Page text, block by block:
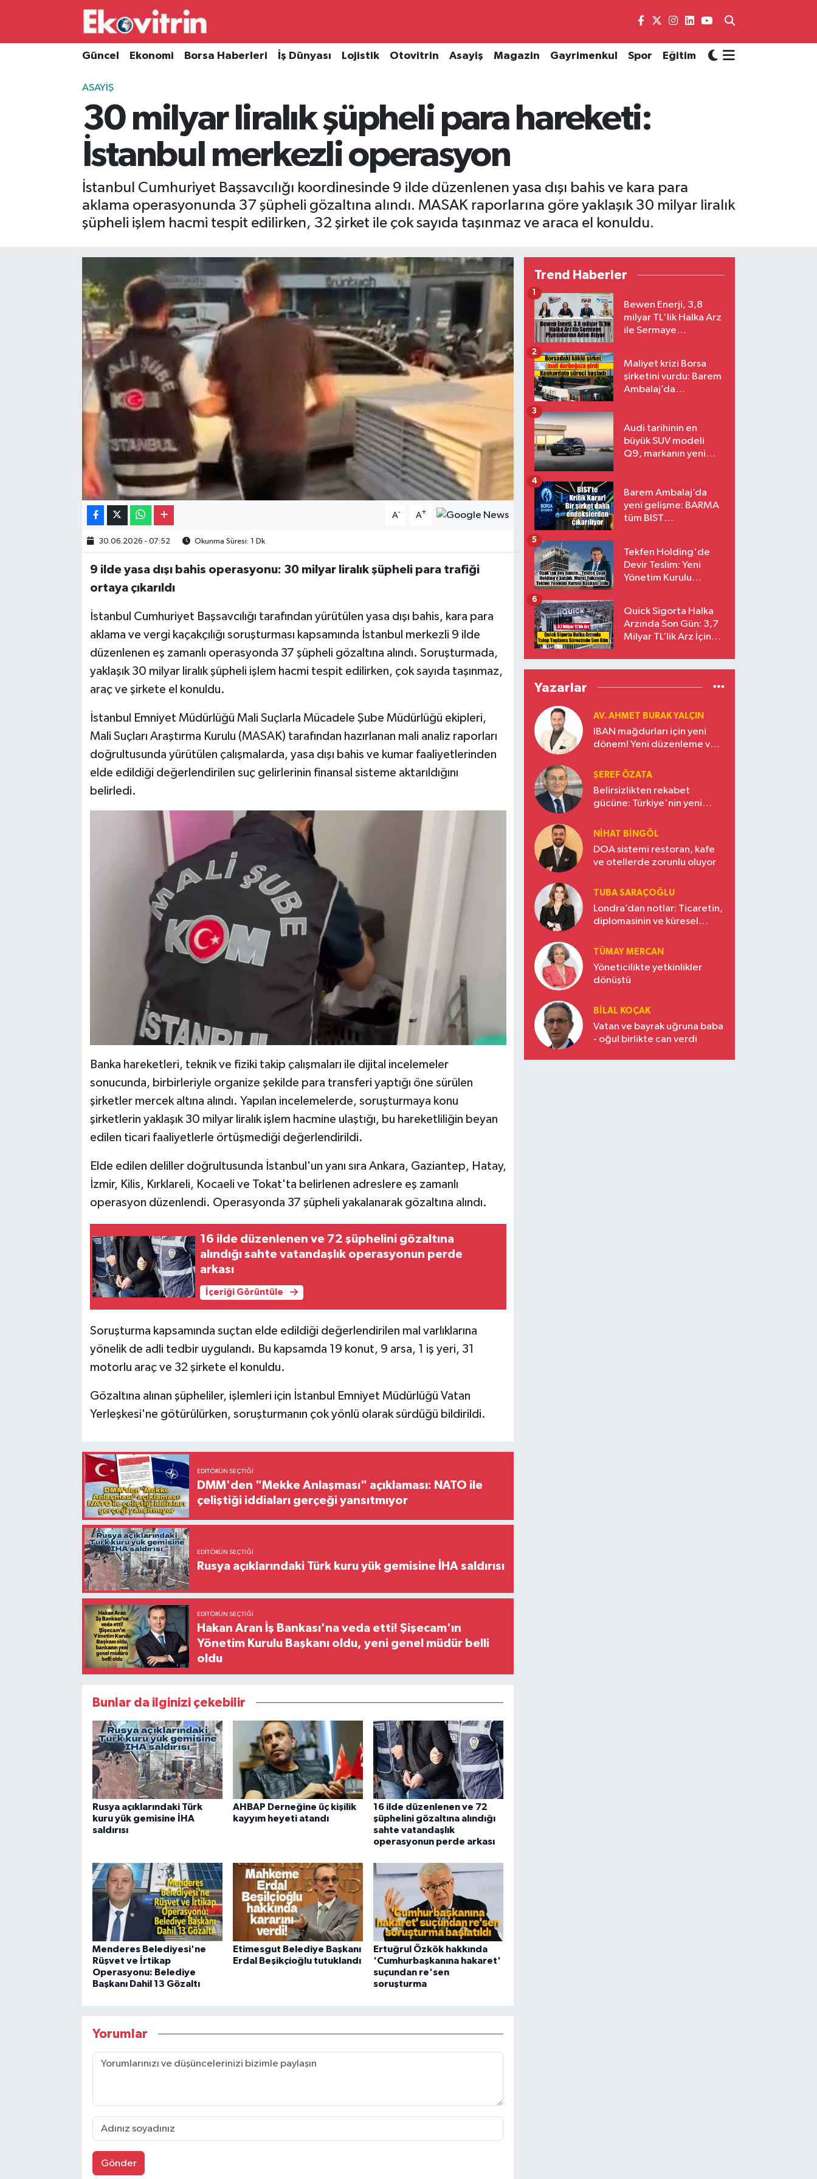
Güncel Ekonomi Borsa Haberleri İş Dünyası Lojistik Otovitrin Asayiş Magazin Gayrimenkul Spor Eğitim
ASAYIŞ
30 milyar liralık şüpheli para hareketi:
İstanbul merkezli operasyon
İstanbul Cumhuriyet Başsavcılığı koordinesinde 9 ilde düzenlenen yasa dışı bahis ve kara para
aklama operasyonunda 37 şüpheli gözaltına alındı. MASAK raporlarına göre yaklaşık 30 milyar liralık
şüpheli işlem hacmi tespit edilirken, 32 şirket ile çok sayıda taşınmaz ve araca el konuldu.
A- A+
30.06.2026 - 07:52 Okunma Süresi: 1 Dk
9 ilde yasa dışı bahis operasyonu: 30 milyar liralık şüpheli para trafiği
ortaya çıkarıldı
İstanbul Cumhuriyet Başsavcılığı tarafından yürütülen yasa dışı bahis, kara para
aklama ve vergi kaçakçılığı soruşturması kapsamında İstanbul merkezli 9 ilde
düzenlenen eş zamanlı operasyonda 37 şüpheli gözaltına alındı. Soruşturmada,
yaklaşık 30 milyar liralık şüpheli işlem hacmi tespit edilirken, çok sayıda taşınmaz,
araç ve şirkete el konuldu.
İstanbul Emniyet Müdürlüğü Mali Suçlarla Mücadele Şube Müdürlüğü ekipleri,
Mali Suçları Araştırma Kurulu (MASAK) tarafından hazırlanan mali analiz raporları
doğrultusunda yürütülen çalışmalarda, yasa dışı bahis ve kumar faaliyetlerinden
elde edildiği değerlendirilen suç gelirlerinin finansal sisteme aktarıldığını
belirledi.
Banka hareketleri, teknik ve fiziki takip çalışmaları ile dijital incelemeler
sonucunda, birbirleriyle organize şekilde para transferi yaptığı öne sürülen
şirketler mercek altına alındı. Yapılan incelemelerde, soruşturmaya konu
şirketlerin yaklaşık 30 milyar liralık işlem hacmine ulaştığı, bu hareketliliğin beyan
edilen ticari faaliyetlerle örtüşmediği değerlendirildi.
Elde edilen deliller doğrultusunda İstanbul'un yanı sıra Ankara, Gaziantep, Hatay,
İzmir, Kilis, Kırklareli, Kocaeli ve Tokat'ta belirlenen adreslere eş zamanlı
operasyon düzenlendi. Operasyonda 37 şüpheli yakalanarak gözaltına alındı.
16 ilde düzenlenen ve 72 şüphelini gözaltına
alındığı sahte vatandaşlık operasyonun perde
arkası
İçeriği Görüntüle
Soruşturma kapsamında suçtan elde edildiği değerlendirilen mal varlıklarına
yönelik de adli tedbir uygulandı. Bu kapsamda 19 konut, 9 arsa, 1 iş yeri, 31
motorlu araç ve 32 şirkete el konuldu.
Gözaltına alınan şüpheliler, işlemleri için İstanbul Emniyet Müdürlüğü Vatan
Yerleşkesi'ne götürülürken, soruşturmanın çok yönlü olarak sürdüğü bildirildi.
EDITÖRÜN SEÇTIĞI
DMM'den "Mekke Anlaşması" açıklaması: NATO ile
çeliştiği iddiaları gerçeği yansıtmıyor
EDITÖRÜN SEÇTIĞI
Rusya açıklarındaki Türk kuru yük gemisine İHA saldırısı
EDITÖRÜN SEÇTIĞI
Hakan Aran İş Bankası'na veda etti! Şişecam'ın
Yönetim Kurulu Başkanı oldu, yeni genel müdür belli
oldu
Bunlar da ilginizi çekebilir
Rusya açıklarındaki Türk
kuru yük gemisine İHA
saldırısı
AHBAP Derneğine üç kişilik
kayyım heyeti atandı
16 ilde düzenlenen ve 72
şüphelini gözaltına alındığı
sahte vatandaşlık
operasyonun perde arkası
Menderes Belediyesi'ne
Rüşvet ve İrtikap
Operasyonu: Belediye
Başkanı Dahil 13 Gözaltı
Etimesgut Belediye Başkanı
Erdal Beşikçioğlu tutuklandı
Ertuğrul Özkök hakkında
'Cumhurbaşkanına hakaret'
suçundan re'sen
soruşturma
Yorumlar
Gönder
Trend Haberler
Bewen Enerji, 3,8
milyar TL'lik Halka Arz
ile Sermaye
Maliyet krizi Borsa
şirketini vurdu: Barem
Ambalaj’da
2
Audi tarihinin en
büyük SUV modeli
Q9, markanın yeni
3
Barem Ambalaj’da
yeni gelişme: BARMA
tüm BIST
4
Tekfen Holding'de
Devir Teslim: Yeni
Yönetim Kurulu
5
Quick Sigorta Halka
Arzında Son Gün: 3,7
Milyar TL’lik Arz İçin
Eriyor
6
Yazarlar
AV. AHMET BURAK YALÇIN
IBAN mağdurları için yeni
dönem! Yeni düzenleme ve
ŞEREF ÖZATA
Belirsizlikten rekabet
gücüne: Türkiye'nin yeni
NIHAT BINGÖL
DOA sistemi restoran, kafe
ve otellerde zorunlu oluyor
TUBA SARAÇOĞLU
Londra’dan notlar: Ticaretin,
diplomasinin ve küresel
Türkiye’nin yükselen gücü
TÜMAY MERCAN
Yöneticilikte yetkinlikler
dönüştü
BILAL KOÇAK
Vatan ve bayrak uğruna baba
- oğul birlikte can verdi
Güncel
Borsa Haberleri
Gayrimenkul
Hava Durumu
Süper Lig Puan Durumu ve Fikstür
Tüm Manşetler
Son Dakika Haberleri
Haber Arşivi